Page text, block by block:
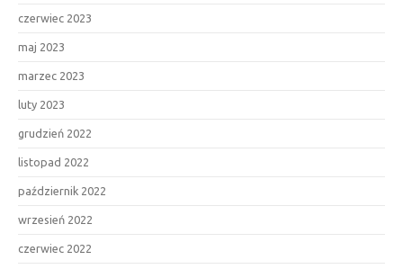
czerwiec 2023
maj 2023
marzec 2023
luty 2023
grudzień 2022
listopad 2022
październik 2022
wrzesień 2022
czerwiec 2022